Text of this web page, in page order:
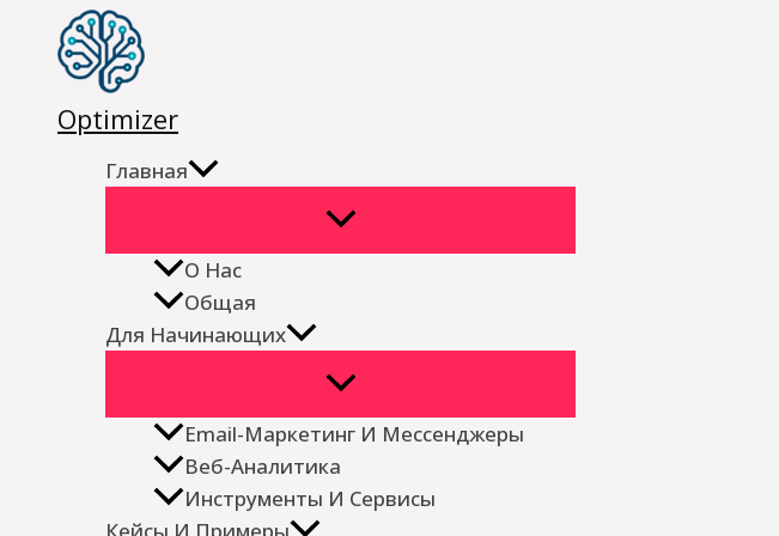
Перейти
содержимому
Optimizer
Главная
О Нас
Общая
Для Начинающих
Email-Маркетинг И Мессенджеры
Веб-Аналитика
Инструменты И Сервисы